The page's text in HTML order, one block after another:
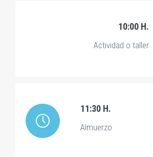
10:00 H.
Actividad o taller
11:30 H.
Almuerzo